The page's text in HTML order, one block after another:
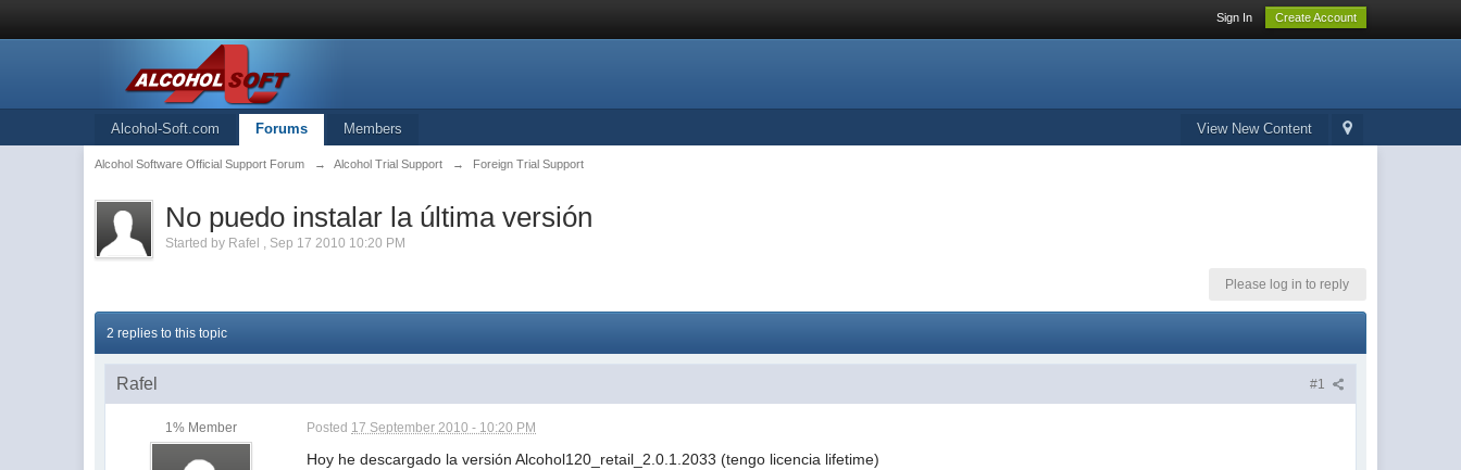
Sign In Create Account
View New Content
Alcohol-Soft.com Forums Members
Alcohol Software Official Support Forum → Alcohol Trial Support → Foreign Trial Support
No puedo instalar la última versión
Started by Rafel , Sep 17 2010 10:20 PM
Please log in to reply
2 replies to this topic
#1
Rafel
1% Member Posted 17 September 2010 - 10:20 PM
Hoy he descargado la versión Alcohol120_retail_2.0.1.2033 (tengo licencia lifetime)